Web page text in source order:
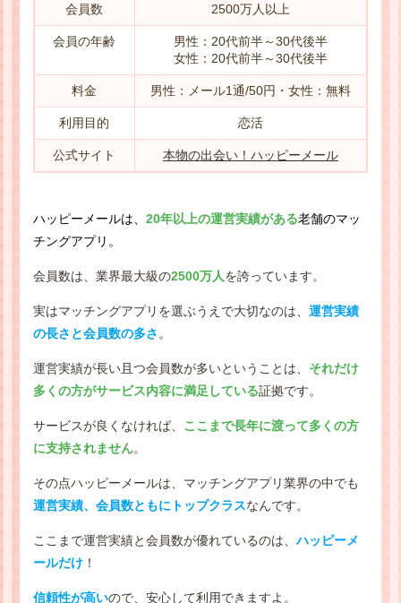
会員数 2500万人以上
会員の年齢
男性：20代前半～30代後半
女性：20代前半～30代後半
料金 男性：メール1通/50円・女性：無料
利用目的 恋活
公式サイト 本物の出会い！ハッピーメール
ハッピーメールは、 20年以上の運営実績がある老舗のマッ
チングアプリ。
会員数は、業界最大級の2500万人を誇っています。
実はマッチングアプリを選ぶうえで大切なのは、 運営実績
の長さと会員数の多さ 。
運営実績が長い且つ会員数が多いということは、 それだけ
多くの方がサービス内容に満足している証拠です。
サービスが良くなければ、 ここまで長年に渡って多くの方
に支持されません。
その点ハッピーメールは、マッチングアプリ業界の中でも
運営実績、会員数ともにトップクラスなんです。
ここまで運営実績と会員数が優れているのは、ハッピーメ
ールだけ！
信頼性が高いので、安心して利用できますよ。